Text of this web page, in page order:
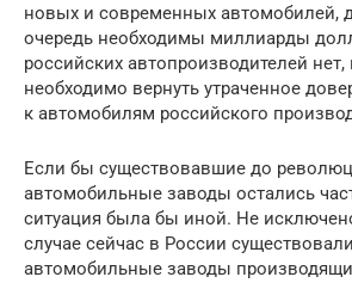
новых и современных автомобилей,
очередь необходимы миллиарды
российских автопроизводителей
необходимо вернуть утраченное
к автомобилям российского
Если бы существовавшие до
автомобильные заводы остались
ситуация была бы иной. Не
случае сейчас в России
автомобильные заводы